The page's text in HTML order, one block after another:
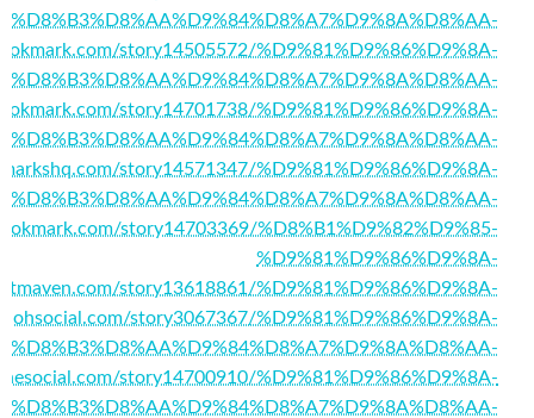
%D8%B3%D8%AA%D9%84%D8%A7%D9%8A%D8%AA-
story14505572/%D9%81%D9%86%D9%8A-
%D8%B3%D8%AA%D9%84%D8%A7%D9%8A%D8%AA-
story14701738/%D9%81%D9%86%D9%8A-
%D8%B3%D8%AA%D9%84%D8%A7%D9%8A%D8%AA-
story14571347/%D9%81%D9%86%D9%8A-
%D8%B3%D8%AA%D9%84%D8%A7%D9%8A%D8%AA-
story14703369/%D8%B1%D9%82%D9%85-
%D9%81%D9%86%D9%8A-
story13618861/%D9%81%D9%86%D9%8A-
johsocial.com/story3067367/%D9%81%D9%86%D9%8A-
%D8%B3%D8%AA%D9%84%D8%A7%D9%8A%D8%AA-
story14700910/%D9%81%D9%86%D9%8A-
%D8%B3%D8%AA%D9%84%D8%A7%D9%8A%D8%AA-